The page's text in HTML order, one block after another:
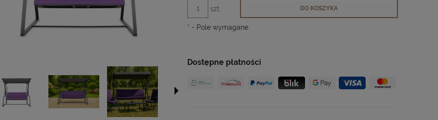
Dostępne płatności
szt. DO KOSZYKA
* - Pole wymagane